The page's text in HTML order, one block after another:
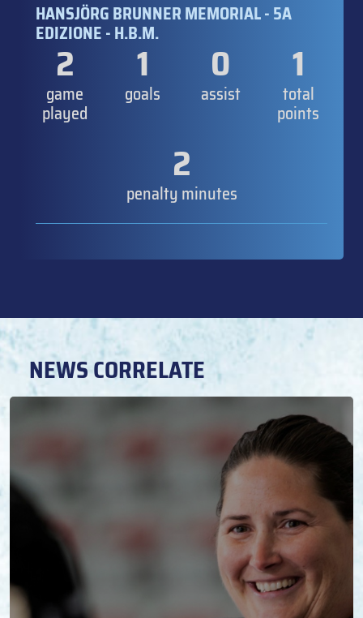
HANSJÖRG BRUNNER MEMORIAL - 5A
EDIZIONE - H.B.M.
2
game
played
1
goals
0
assist
1
total
points
2
penalty minutes
NEWS CORRELATE